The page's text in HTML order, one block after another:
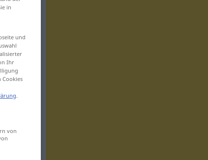
in
und
Ihr
Cookies
.
von